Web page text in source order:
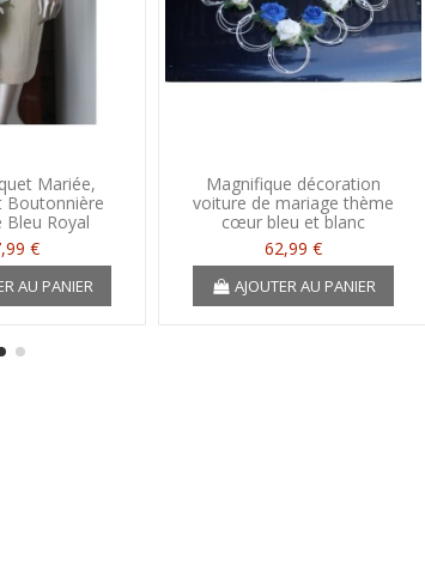
Mariée,
Boutonnière
Bleu Royal
€
AU PANIER
Magnifique décoration
voiture de mariage thème
cœur bleu et blanc
62,99 €
AJOUTER AU PANIER